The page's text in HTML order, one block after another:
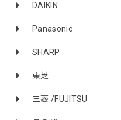
DAIKIN
Panasonic
SHARP
東芝
三菱 /FUJITSU